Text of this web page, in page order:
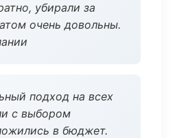
убирали за
очень довольны.
подход на всех
с выбором
в бюджет.